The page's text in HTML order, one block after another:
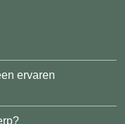
ervaren